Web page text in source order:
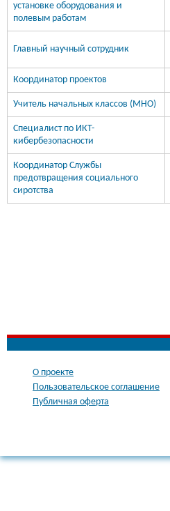
установке оборудования и
полевым работам
Главный научный сотрудник
Координатор проектов
Учитель начальных классов (МНО)
Специалист по ИКТ-
кибербезопасности
Координатор Службы
предотвращения социального
сиротства
О проекте
Пользовательское соглашение
Публичная оферта